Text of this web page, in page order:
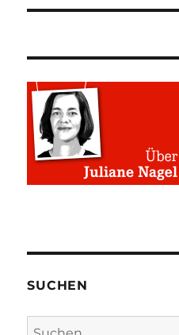
SUCHEN
Suchen